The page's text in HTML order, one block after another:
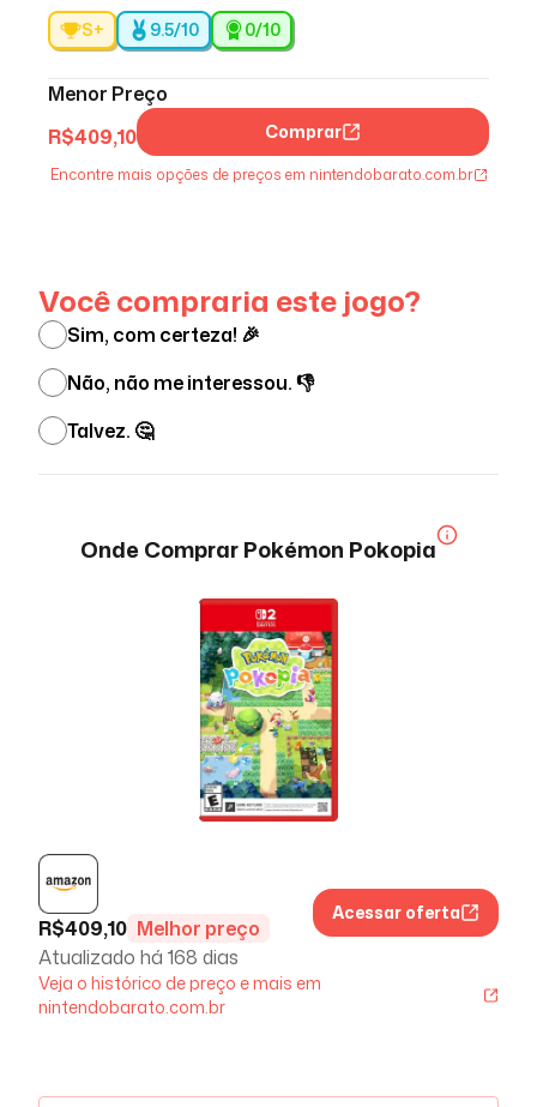
S+ 9.5/10 0/10
Menor Preço
R$409,10 Comprar
Encontre mais opções de preços em nintendobarato.com.br
Você compraria este jogo?
Sim, com certeza! 🎉
Não, não me interessou. 👎
Talvez. 🤔
Onde ComprarPokémon Pokopia
R$409,10 Melhor preço
Atualizado há 168 dias
Acessar oferta
Veja o histórico de preço e mais em
nintendobarato.com.br